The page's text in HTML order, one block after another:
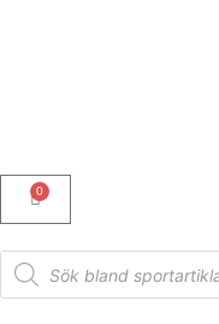
0
Varukorg
Products
search